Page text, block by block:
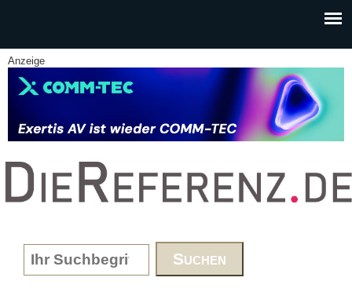
Anzeige
www.DieReferenz.de
Search form